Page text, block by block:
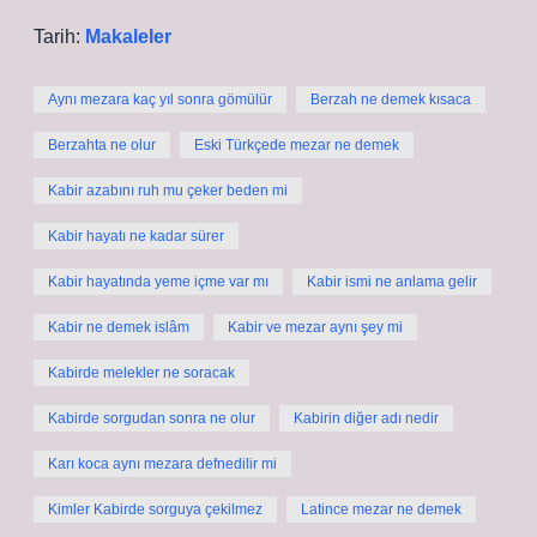
Tarih: Makaleler
Aynı mezara kaç yıl sonra gömülür Berzah ne demek kısaca
Berzahta ne olur Eski Türkçede mezar ne demek
Kabir azabını ruh mu çeker beden mi
Kabir hayatı ne kadar sürer
Kabir hayatında yeme içme var mı Kabir ismi ne anlama gelir
Kabir ne demek islâm Kabir ve mezar aynı şey mi
Kabirde melekler ne soracak
Kabirde sorgudan sonra ne olur Kabirin diğer adı nedir
Karı koca aynı mezara defnedilir mi
Kimler Kabirde sorguya çekilmez Latince mezar ne demek